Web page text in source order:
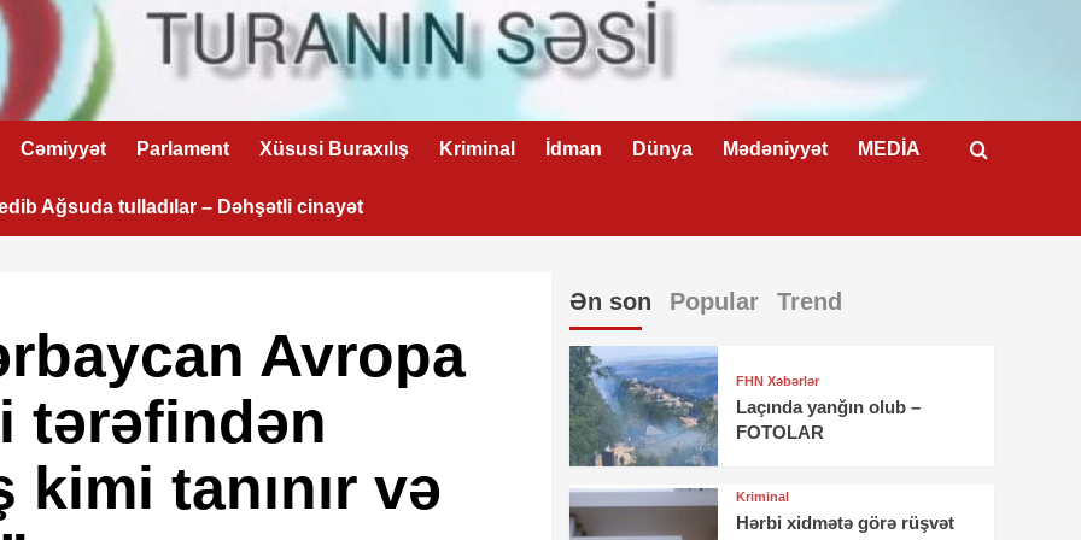
Cəmiyyət Parlament Xüsusi Buraxılış Kriminal İdman Dünya Mədəniyyət MEDİA
Ağsuda tulladılar – Dəhşətli cinayət
Avropa
tərəfindən
kimi tanınır və
Ən son Popular Trend
FHN Xəbərlər
Laçında yanğın olub –
FOTOLAR
Kriminal
Hərbi xidmətə görə rüşvət